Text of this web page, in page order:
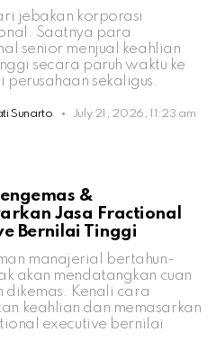
jebakan korporasi
Saatnya para
senior menjual keahlian
secara paruh waktu ke
perusahaan sekaligus.
Sunarto July 21, 2026, 11:23 am
&
Jasa Fractional
Bernilai Tinggi
manajerial bertahun-
akan mendatangkan cuan
dikemas. Kenali cara
keahlian dan memasarkan
executive bernilai